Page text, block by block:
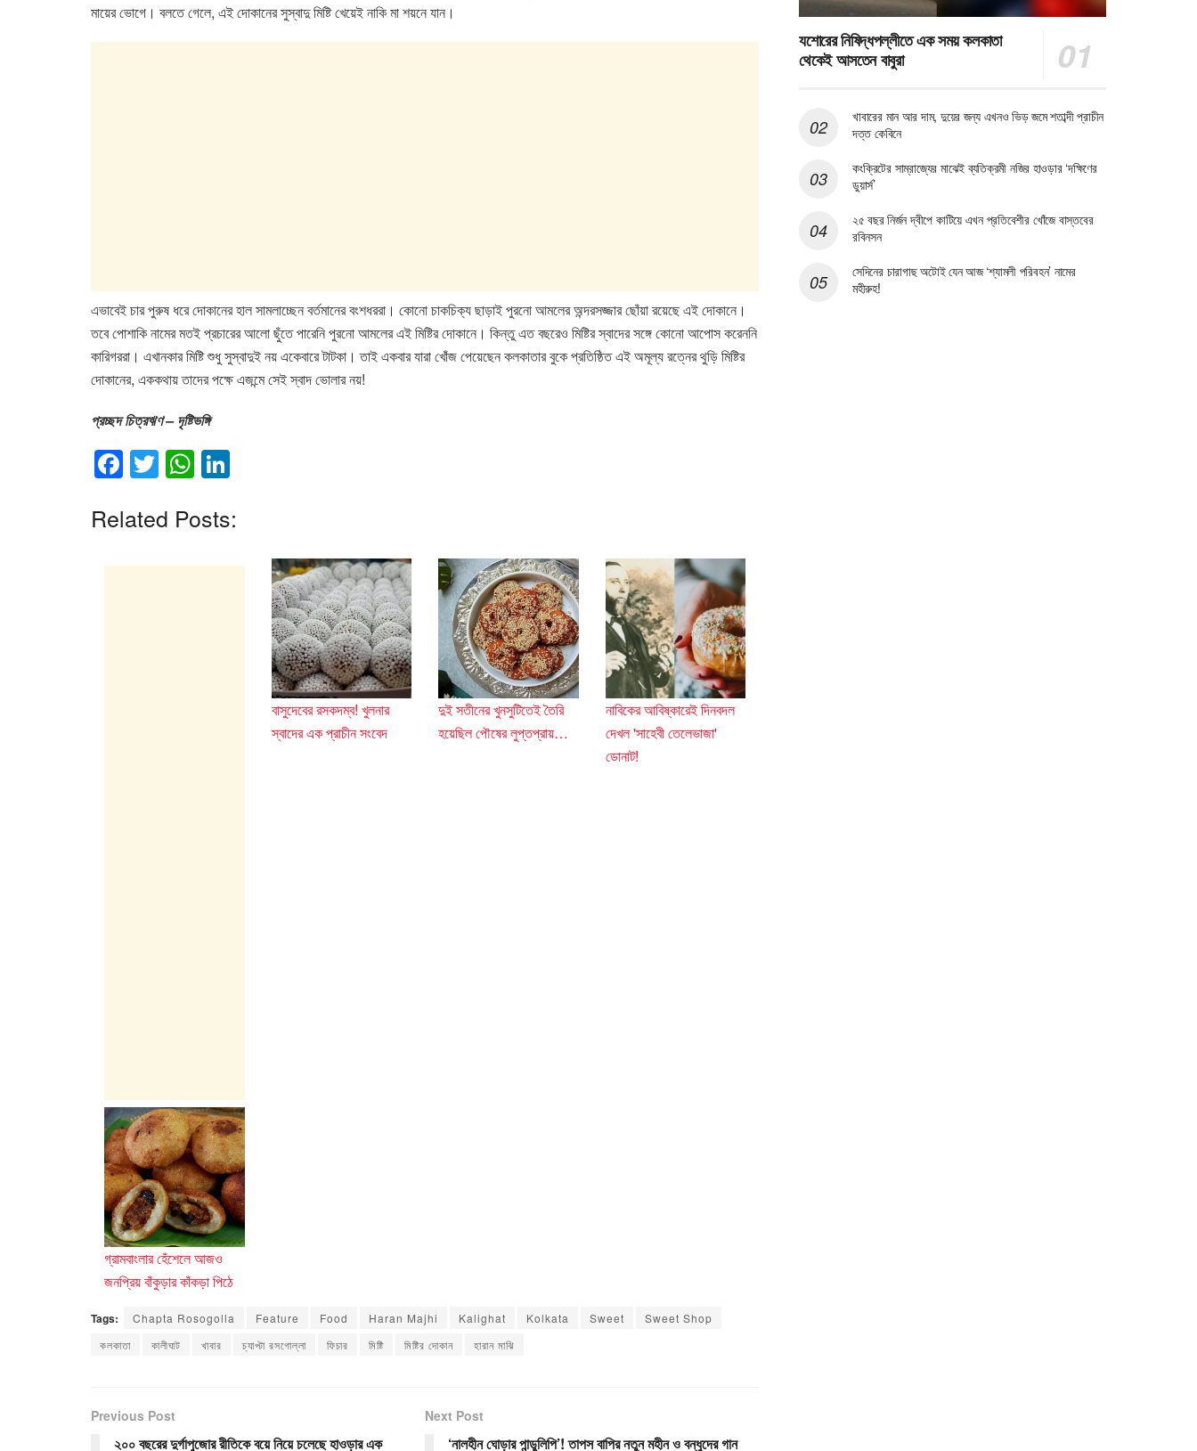
মায়ের ভোগে। বলতে গেলে, এই দোকানের সুস্বাদু মিষ্টি খেয়েই নাকি মা শয়নে যান।
এভাবেই চার পুরুষ ধরে দোকানের হাল সামলাচ্ছেন বর্তমানের বংশধররা। কোনো চাকচিক্য ছাড়াই পুরনো আমলের অন্দরসজ্জার ছোঁয়া রয়েছে এই দোকানে।
তবে পোশাকি নামের মতই প্রচারের আলো ছুঁতে পারেনি পুরনো আমলের এই মিষ্টির দোকানে। কিন্তু এত বছরেও মিষ্টির স্বাদের সঙ্গে কোনো আপোস করেননি
কারিগররা। এখানকার মিষ্টি শুধু সুস্বাদুই নয় একেবারে টাটকা। তাই একবার যারা খোঁজ পেয়েছেন কলকাতার বুকে প্রতিষ্ঠিত এই অমূল্য রত্নের থুড়ি মিষ্টির
দোকানের, এককথায় তাদের পক্ষে এজন্মে সেই স্বাদ ভোলার নয়!
প্রচ্ছদ চিত্রঋণ– দৃষ্টিভঙ্গি
F
c
b
T
tt
W
at
A
k
dI
Related Posts:
গ্রামবাংলার হেঁশেলে আজও
জনপ্রিয় বাঁকুড়ার কাঁকড়া পিঠে
বাসুদেবের রসকদম্ব! খুলনার
স্বাদের এক প্রাচীন সংবেদ
দুই সতীনের খুনসুটিতেই তৈরি
হয়েছিল পৌষের লুপ্তপ্রায়…
নাবিকের আবিষ্কারেই দিনবদল
দেখল 'সাহেবী তেলেভাজা'
ডোনাট!
Tags: Chapta Rosogolla Feature Food Haran Majhi Kalighat Kolkata Sweet
Sweet Shop
কলকাতা
কালীঘাট খাবার চ্যাপ্টা রসগোল্লা ফিচার মিষ্টি মিষ্টির দোকান হারান মাঝি
Previous Post
২০০ বছরের দুর্গাপুজোর রীতিকে বয়ে নিয়ে চলেছে হাওড়ার এক
Next Post
‘নালহীন ঘোড়ার পান্ডুলিপি’! তাপস বাপির নতুন মহীন ও বন্ধুদের গান
যশোরের নিষিদ্ধপল্লীতে এক সময় কলকাতা
থেকেই আসতেন বাবুরা
খাবারের মান আর দাম, দুয়ের জন্য এখনও ভিড় জমে শতাব্দী প্রাচীন
দত্ত কেবিনে
কংক্রিটের সাম্রাজ্যের মাঝেই ব্যতিক্রমী নজির হাওড়ার ‘দক্ষিণের
ডুয়ার্স’
২৫ বছর নির্জন দ্বীপে কাটিয়ে এখন প্রতিবেশীর খোঁজে বাস্তবের
রবিনসন
সেদিনের চারাগাছ অটোই যেন আজ ‘শ্যামলী পরিবহন’ নামের
মহীরুহ!